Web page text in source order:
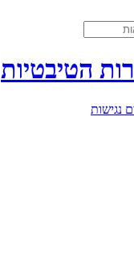
הטיבטיות
נגישות